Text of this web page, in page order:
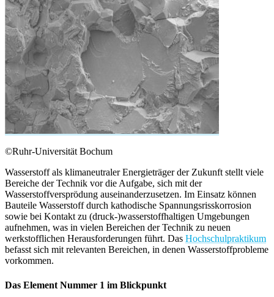
©Ruhr-Universität Bochum
Wasserstoff als klimaneutraler Energieträger der Zukunft stellt viele
Bereiche der Technik vor die Aufgabe, sich mit der
Wasserstoffversprödung auseinanderzusetzen. Im Einsatz können
Bauteile Wasserstoff durch kathodische Spannungsrisskorrosion
sowie bei Kontakt zu (druck-)wasserstoffhaltigen Umgebungen
aufnehmen, was in vielen Bereichen der Technik zu neuen
werkstofflichen Herausforderungen führt. Das Hochschulpraktikum
befasst sich mit relevanten Bereichen, in denen Wasserstoffprobleme
vorkommen.
Das Element Nummer 1 im Blickpunkt